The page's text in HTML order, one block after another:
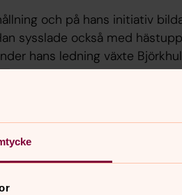
och på hans initiativ
sysslade också med
hans ledning växte
ökade.
Otto. Han var aktiv baptist
både en söndagsskola och
tillsammans tolv barn.